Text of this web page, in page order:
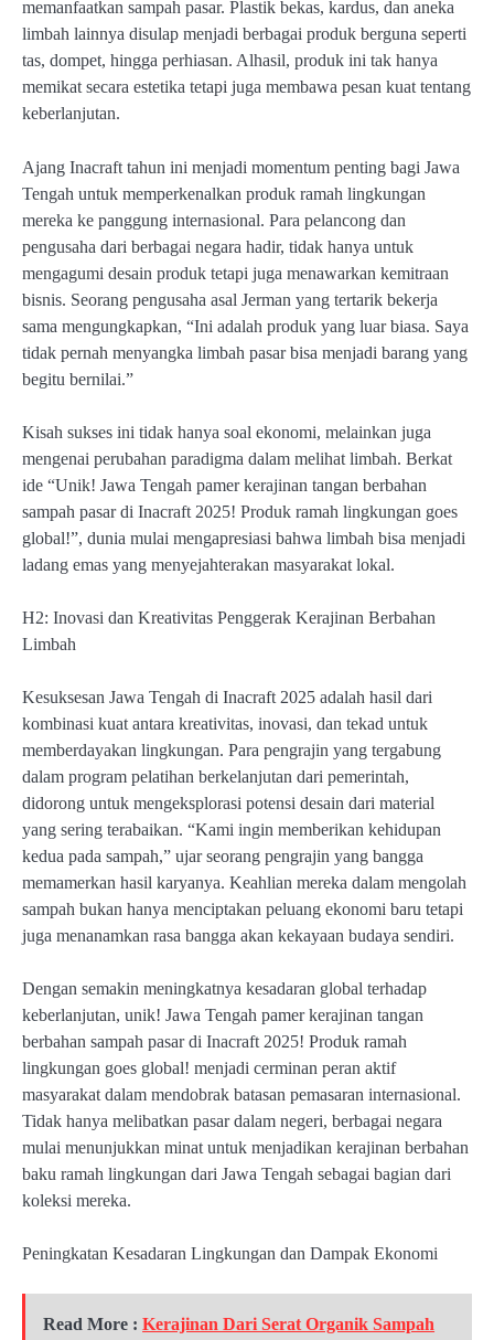
memanfaatkan sampah pasar. Plastik bekas, kardus, dan aneka
limbah lainnya disulap menjadi berbagai produk berguna seperti
tas, dompet, hingga perhiasan. Alhasil, produk ini tak hanya
memikat secara estetika tetapi juga membawa pesan kuat tentang
keberlanjutan.
Ajang Inacraft tahun ini menjadi momentum penting bagi Jawa
Tengah untuk memperkenalkan produk ramah lingkungan
mereka ke panggung internasional. Para pelancong dan
pengusaha dari berbagai negara hadir, tidak hanya untuk
mengagumi desain produk tetapi juga menawarkan kemitraan
bisnis. Seorang pengusaha asal Jerman yang tertarik bekerja
sama mengungkapkan, “Ini adalah produk yang luar biasa. Saya
tidak pernah menyangka limbah pasar bisa menjadi barang yang
begitu bernilai.”
Kisah sukses ini tidak hanya soal ekonomi, melainkan juga
mengenai perubahan paradigma dalam melihat limbah. Berkat
ide “Unik! Jawa Tengah pamer kerajinan tangan berbahan
sampah pasar di Inacraft 2025! Produk ramah lingkungan goes
global!”, dunia mulai mengapresiasi bahwa limbah bisa menjadi
ladang emas yang menyejahterakan masyarakat lokal.
H2: Inovasi dan Kreativitas Penggerak Kerajinan Berbahan
Limbah
Kesuksesan Jawa Tengah di Inacraft 2025 adalah hasil dari
kombinasi kuat antara kreativitas, inovasi, dan tekad untuk
memberdayakan lingkungan. Para pengrajin yang tergabung
dalam program pelatihan berkelanjutan dari pemerintah,
didorong untuk mengeksplorasi potensi desain dari material
yang sering terabaikan. “Kami ingin memberikan kehidupan
kedua pada sampah,” ujar seorang pengrajin yang bangga
memamerkan hasil karyanya. Keahlian mereka dalam mengolah
sampah bukan hanya menciptakan peluang ekonomi baru tetapi
juga menanamkan rasa bangga akan kekayaan budaya sendiri.
Dengan semakin meningkatnya kesadaran global terhadap
keberlanjutan, unik! Jawa Tengah pamer kerajinan tangan
berbahan sampah pasar di Inacraft 2025! Produk ramah
lingkungan goes global! menjadi cerminan peran aktif
masyarakat dalam mendobrak batasan pemasaran internasional.
Tidak hanya melibatkan pasar dalam negeri, berbagai negara
mulai menunjukkan minat untuk menjadikan kerajinan berbahan
baku ramah lingkungan dari Jawa Tengah sebagai bagian dari
koleksi mereka.
Peningkatan Kesadaran Lingkungan dan Dampak Ekonomi
Read More :Kerajinan Dari Serat Organik Sampah